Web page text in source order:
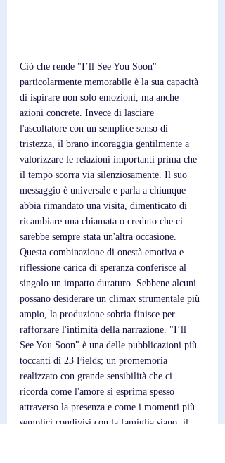
Ciò che rende "I’ll See You Soon"
particolarmente memorabile è la sua capacità
di ispirare non solo emozioni, ma anche
azioni concrete. Invece di lasciare
l'ascoltatore con un semplice senso di
tristezza, il brano incoraggia gentilmente a
valorizzare le relazioni importanti prima che
il tempo scorra via silenziosamente. Il suo
messaggio è universale e parla a chiunque
abbia rimandato una visita, dimenticato di
ricambiare una chiamata o creduto che ci
sarebbe sempre stata un'altra occasione.
Questa combinazione di onestà emotiva e
riflessione carica di speranza conferisce al
singolo un impatto duraturo. Sebbene alcuni
possano desiderare un climax strumentale più
ampio, la produzione sobria finisce per
rafforzare l'intimità della narrazione. "I’ll
See You Soon" è una delle pubblicazioni più
toccanti di 23 Fields; un promemoria
realizzato con grande sensibilità che ci
ricorda come l'amore si esprima spesso
attraverso la presenza e come i momenti più
semplici condivisi con la famiglia siano, il